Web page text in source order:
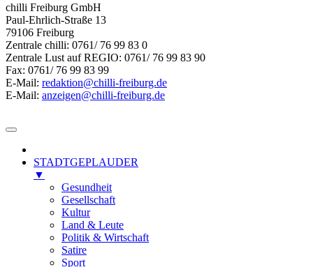
chilli Freiburg GmbH
Paul-Ehrlich-Straße 13
79106 Freiburg
Zentrale chilli: 0761/ 76 99 83 0
Zentrale Lust auf REGIO: 0761/ 76 99 83 90
Fax: 0761/ 76 99 83 99
E-Mail: redaktion@chilli-freiburg.de
E-Mail: anzeigen@chilli-freiburg.de
STADTGEPLAUDER
▼
Gesundheit
Gesellschaft
Kultur
Land & Leute
Politik & Wirtschaft
Satire
Sport